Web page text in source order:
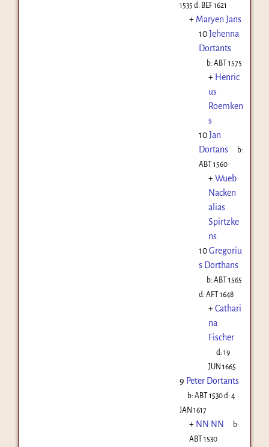
1535 d: BEF 1621
+ Maryen Jans
10Jehenna
Dortants
b:ABT 1575
+ Henric
us
Roemken
s
10Jan
Dortans
b:
ABT 1560
+Wueb
Nacken
alias
Spirtzke
ns
10Gregoriu
s Dorthans
b:ABT 1565
d: AFT 1648
+Cathari
na
Fischer
d:19
JUN 1665
9 Peter Dortants
b:ABT 1530d:4
JAN 1617
+ NN NN
b:
ABT 1530